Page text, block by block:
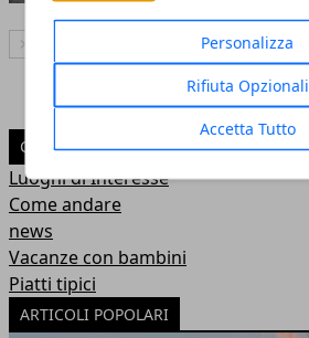
Personalizza
Rifiuta Opzionali
Accetta Tutto
Articolo Successivo
CATEGORIE
Luoghi di Interesse
Come andare
news
Vacanze con bambini
Piatti tipici
ARTICOLI POPOLARI